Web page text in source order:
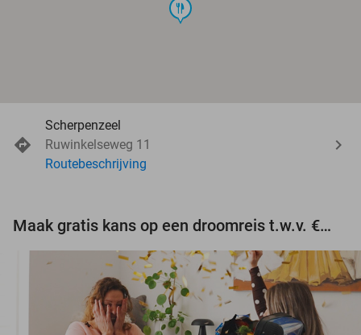
food
Scherpenzeel
Ruwinkelseweg 11
Routebeschrijving
Maak gratis kans op een droomreis t.w.v. €3.000!